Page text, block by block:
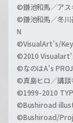
©鎌池和馬／アス
©鎌池和馬／冬川
N
©VisualArt's/
©2010
©なのはA's
©真島ヒロ／講談
©1999-2010
©Bushiroad
©Bushiroad/